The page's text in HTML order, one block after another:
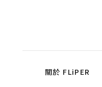
關於 FLiPER